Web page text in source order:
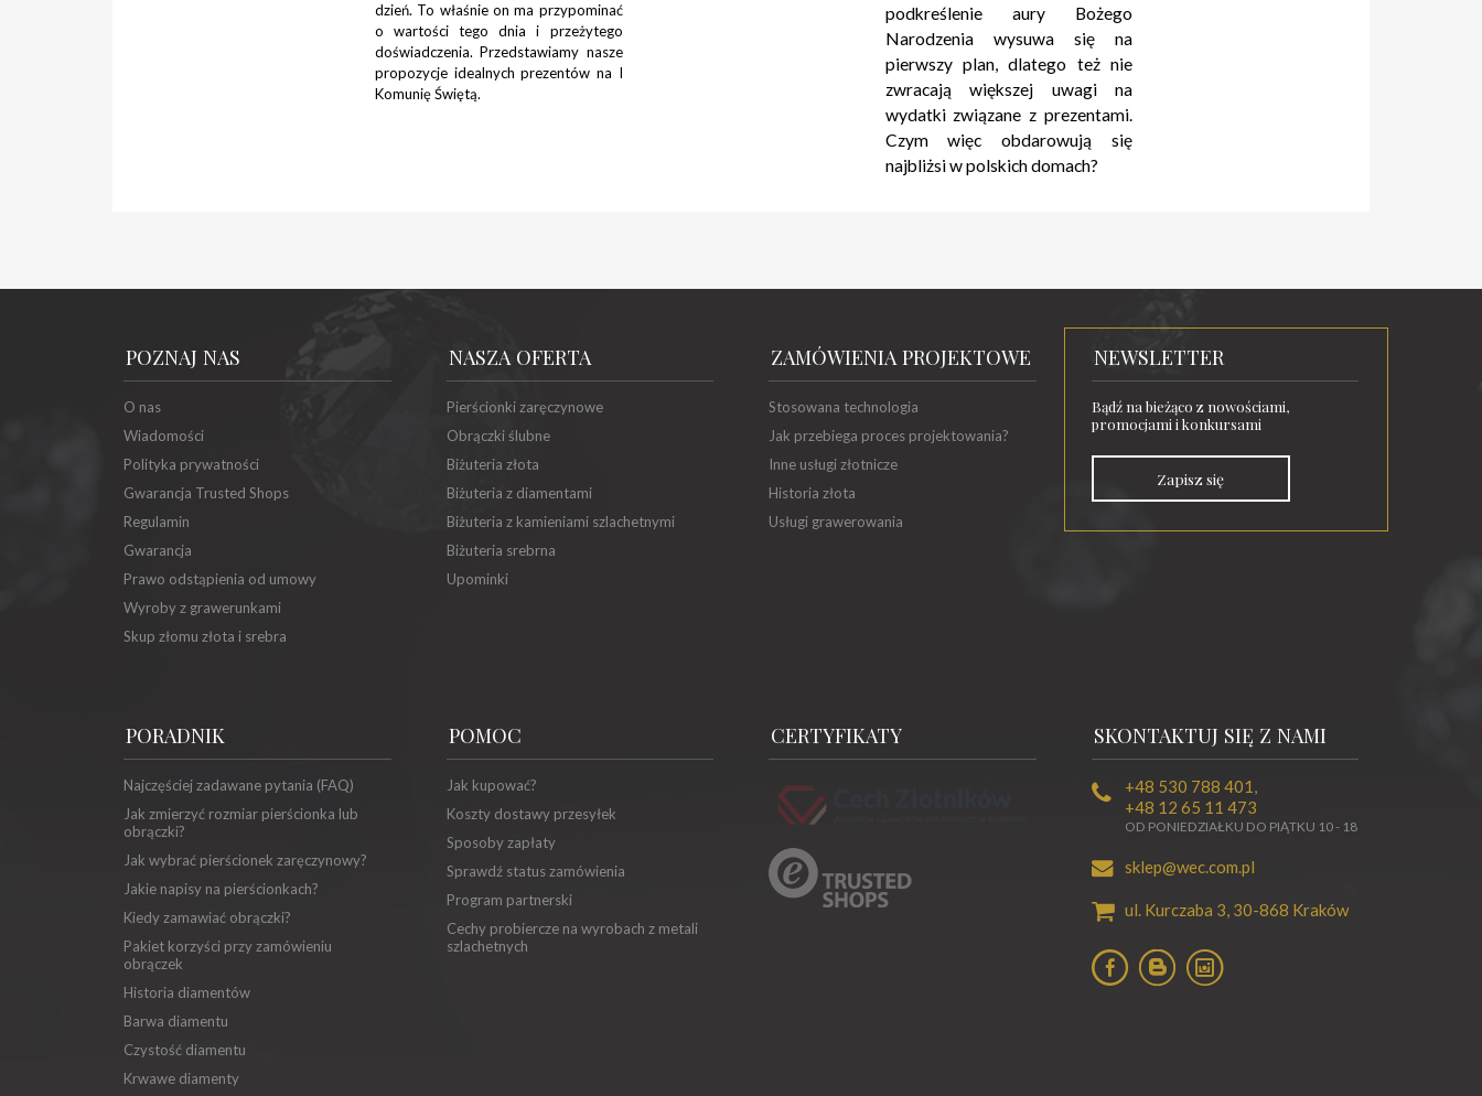
dzień. To właśnie on ma przypominać
o wartości tego dnia i przeżytego
doświadczenia. Przedstawiamy nasze
propozycje idealnych prezentów na I
Komunię Świętą.
podkreślenie aury Bożego
Narodzenia wysuwa się na
pierwszy plan, dlatego też nie
zwracają większej uwagi na
wydatki związane z prezentami.
Czym więc obdarowują się
najbliżsi w polskich domach?
POZNAJ NAS
O nas
Wiadomości
Polityka prywatności
Gwarancja Trusted Shops
Regulamin
Gwarancja
Prawo odstąpienia od umowy
Wyroby z grawerunkami
Skup złomu złota i srebra
NASZA OFERTA
Pierścionki zaręczynowe
Obrączki ślubne
Biżuteria złota
Biżuteria z diamentami
Biżuteria z kamieniami szlachetnymi
Biżuteria srebrna
Upominki
ZAMÓWIENIA PROJEKTOWE
Stosowana technologia
Jak przebiega proces projektowania?
Inne usługi złotnicze
Historia złota
Usługi grawerowania
NEWSLETTER
Bądź na bieżąco z nowościami,
promocjami i konkursami
Zapisz się
PORADNIK
Najczęściej zadawane pytania (FAQ)
Jak zmierzyć rozmiar pierścionka lub
obrączki?
Jak wybrać pierścionek zaręczynowy?
Jakie napisy na pierścionkach?
Kiedy zamawiać obrączki?
Pakiet korzyści przy zamówieniu
obrączek
Historia diamentów
Barwa diamentu
Czystość diamentu
Krwawe diamenty
POMOC
Jak kupować?
Koszty dostawy przesyłek
Sposoby zapłaty
Sprawdź status zamówienia
Program partnerski
Cechy probiercze na wyrobach z metali
szlachetnych
CERTYFIKATY SKONTAKTUJ SIĘ Z NAMI
+48 530 788 401 ,
+48 12 65 11 473
OD PONIEDZIAŁKU DO PIĄTKU 10 - 18
sklep@wec.com.pl
ul. Kurczaba 3, 30-868 Kraków